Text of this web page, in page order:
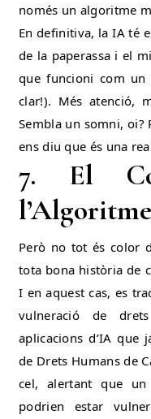
només un algoritme
En definitiva, la IA té
de la paperassa i el
que funcioni com un
clar!). Més atenció,
Sembla un somni, oi?
ens diu que és una
7. El
Però no tot és color
tota bona història de
I en aquest cas, es
vulneració de
aplicacions d’IA que
de Drets Humans de
cel, alertant que
podrien estar